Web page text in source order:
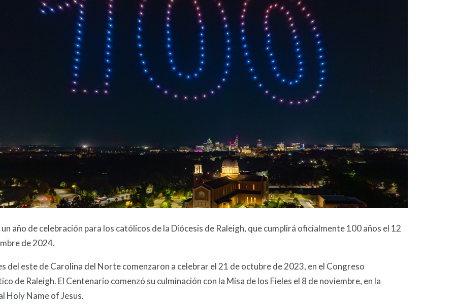
año de celebración para los católicos de la Diócesis de Raleigh, que cumplirá oficialmente 100 años el 12
de 2024.
del este de Carolina del Norte comenzaron a celebrar el 21 de octubre de 2023, en el Congreso
de Raleigh. El Centenario comenzó su culminación con la Misa de los Fieles el 8 de noviembre, en la
Holy Name of Jesus.